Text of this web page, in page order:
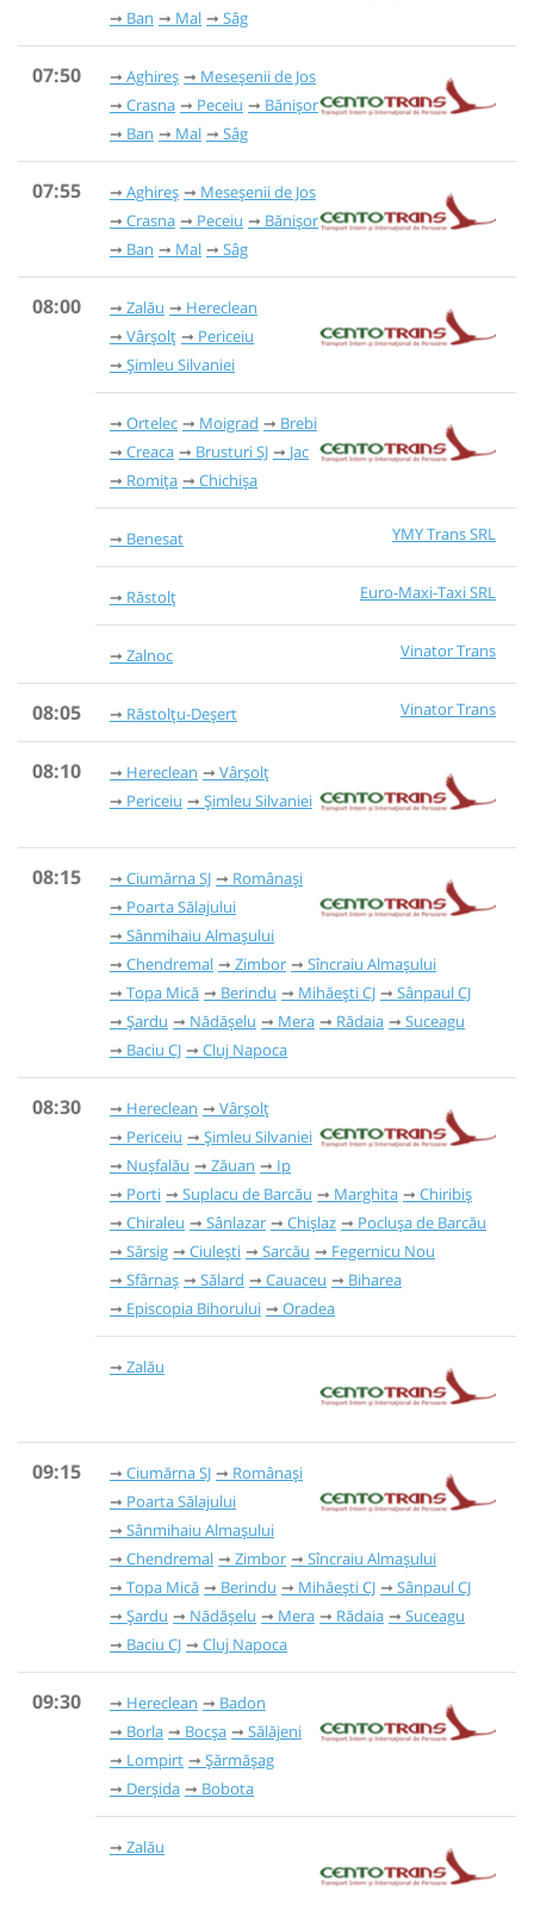
Ban
Mal Sâg
07:50 Aghireș
Meseșenii de Jos
Crasna
Peceiu
Bănișor
Ban
Mal Sâg
07:55 Aghireș
Meseșenii de Jos
Crasna
Peceiu
Bănișor
Ban
Mal Sâg
08:00 Zalău
Hereclean
Vârșolț
Periceiu
Șimleu Silvaniei
Ortelec Moigrad
Brebi
Creaca
Brusturi SJ
Jac
Romița
Chichișa
YMY Trans SRL
Benesat
Euro-Maxi-Taxi SRL
Răstolț
Vinator Trans
Zalnoc
08:05 Vinator Trans
Răstolțu-Deșert
08:10 Hereclean
Vârșolț
Periceiu
Șimleu Silvaniei
08:15 Ciumărna SJ
Românași
Poarta Sălajului
Sânmihaiu Almașului
Chendremal
Zimbor
Sîncraiu Almașului
Topa Mică
Berindu Mihăești CJ
Sânpaul CJ
Șardu
Nădășelu Mera Rădaia
Suceagu
Baciu CJ
Cluj Napoca
08:30 Hereclean
Vârșolț
Periceiu
Șimleu Silvaniei
Nușfalău
Zăuan
Ip
Porti
Suplacu de Barcău Marghita
Chiribiș
Chiraleu
Sânlazar Chișlaz
Poclușa de Barcău
Sărsig
Ciulești Sarcău
Fegernicu Nou
Sfârnaș
Sălard Cauaceu
Biharea
Episcopia Bihorului
Oradea
Zalău
09:15 Ciumărna SJ
Românași
Poarta Sălajului
Sânmihaiu Almașului
Chendremal
Zimbor
Sîncraiu Almașului
Topa Mică
Berindu Mihăești CJ
Sânpaul CJ
Șardu
Nădășelu Mera Rădaia
Suceagu
Baciu CJ
Cluj Napoca
09:30 Hereclean
Badon
Borla
Bocșa
Sălăjeni
Lompirt
Șărmășag
Derșida
Bobota
Zalău